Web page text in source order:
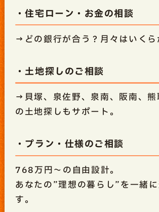
・住宅ローン・お金の相談
→どの銀行が合う？月々はいくら
・土地探しのご相談
→貝塚、泉佐野、泉南、阪南、
の土地探しもサポート。
・プラン・仕様のご相談
768万円～の自由設計。
あなたの”理想の暮らし”を一緒
す。